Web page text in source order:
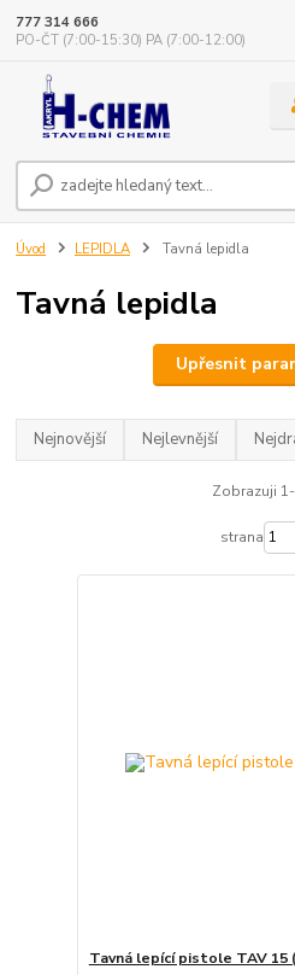
777 314 666
PO-ČT (7:00-15:30) PA (7:00-12:00)
Úvod LEPIDLA Tavná lepidla
Tavná lepidla
Upřesnit
Nejnovější Nejlevnější
Zobrazuji
strana
Tavná lepící pistole TAV 15